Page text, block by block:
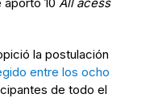
la postulación
entre los ocho
de todo el